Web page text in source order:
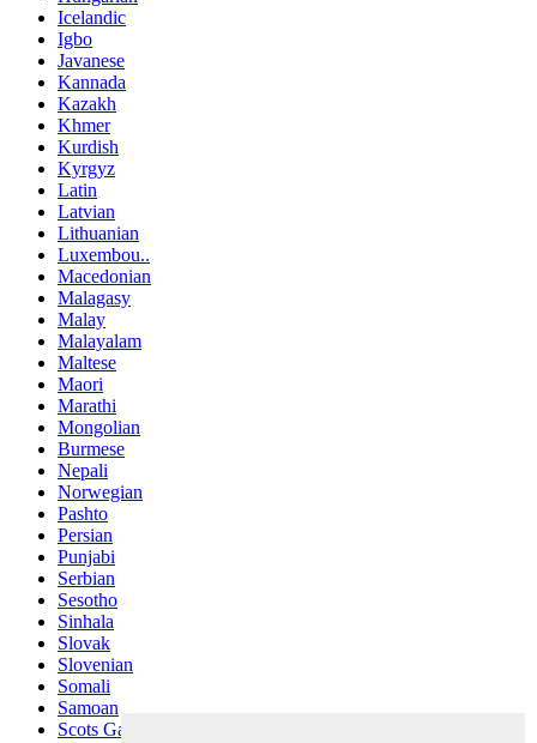
Icelandic
Igbo
Javanese
Kannada
Kazakh
Khmer
Kurdish
Kyrgyz
Latin
Latvian
Lithuanian
Luxembou..
Macedonian
Malagasy
Malay
Malayalam
Maltese
Maori
Marathi
Mongolian
Burmese
Nepali
Norwegian
Pashto
Persian
Punjabi
Serbian
Sesotho
Sinhala
Slovak
Slovenian
Somali
Samoan
Scots Gaelic